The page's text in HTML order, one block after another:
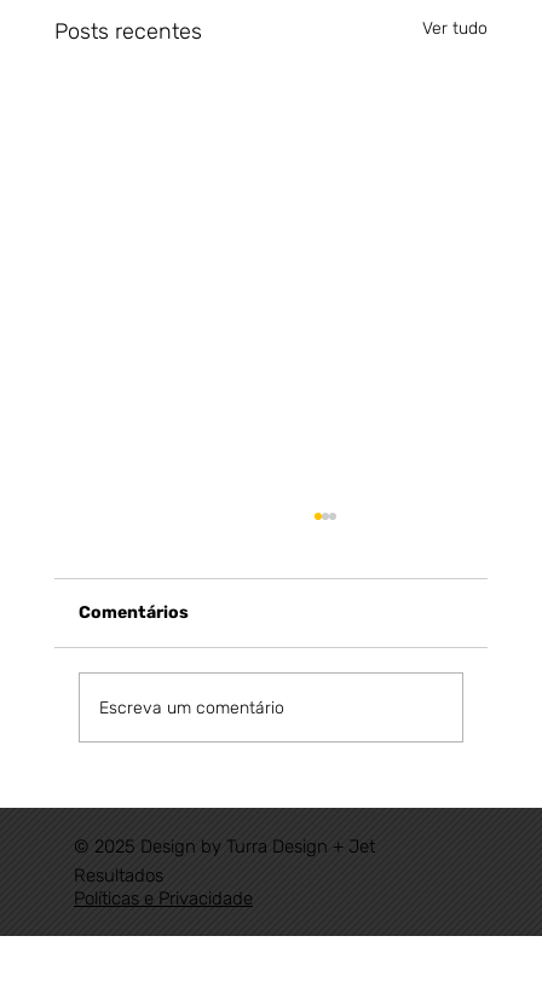
Posts recentes Ver tudo
Comentários
Escreva um comentário
Políticas e Privacidade
© 2025 Design by Turra Design + Jet
Resultados